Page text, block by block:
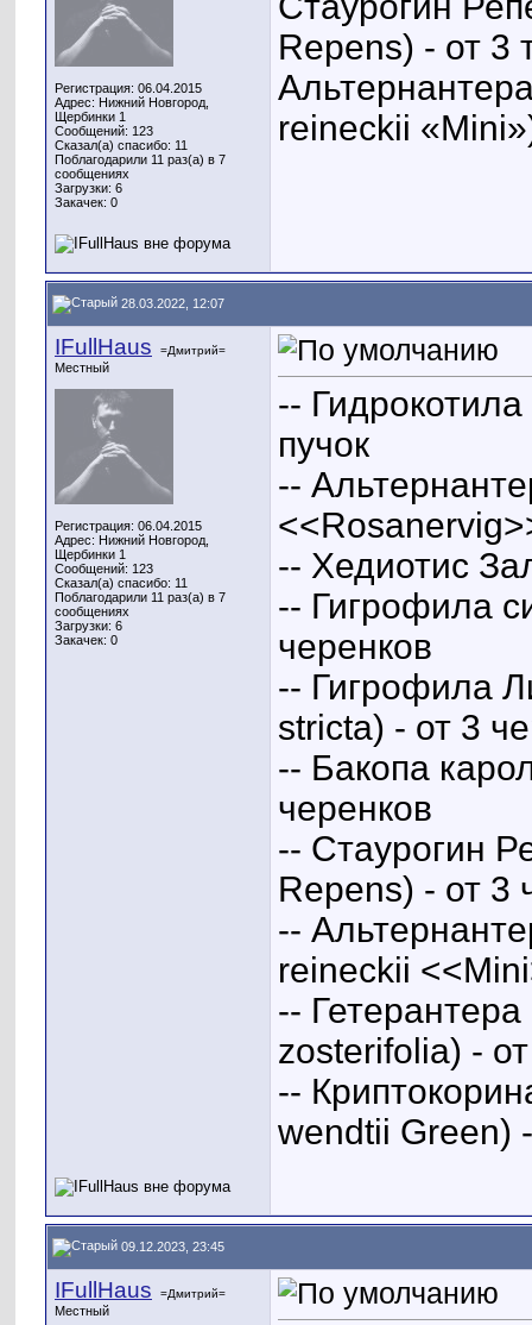
Регистрация: 06.04.2015
Адрес: Нижний Новгород,
Щербинки 1
Сообщений: 123
Сказал(а) спасибо: 11
Поблагодарили 11 раз(а) в 7
сообщениях
Загрузки: 6
Закачек: 0
Repens) - от 3
reineckii
28.03.2022, 12:07
IFullHaus =Дмитрий=
Местный
Регистрация: 06.04.2015
Адрес: Нижний Новгород,
Щербинки 1
Сообщений: 123
Сказал(а) спасибо: 11
Поблагодарили 11 раз(а) в 7
сообщениях
Загрузки: 6
Закачек: 0
--
пучок
--
-- Хедиотис
-- Гигрофила
черенков
-- Гигрофила
stricta) - от 3
-- Бакопа
черенков
-- Стаурогин
Repens) - от 3
--
reineckii
--
zosterifolia) -
--
wendtii Green)
09.12.2023, 23:45
IFullHaus =Дмитрий=
Местный